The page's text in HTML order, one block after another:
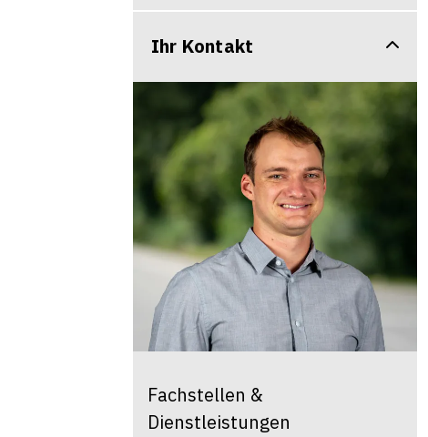
Ihr Kontakt
Fachstellen &
Dienstleistungen